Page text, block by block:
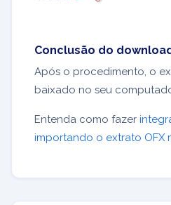
Conclusão do
Após o procedimento, o
baixado no seu
Entenda como fazer
importando o extrato OFX